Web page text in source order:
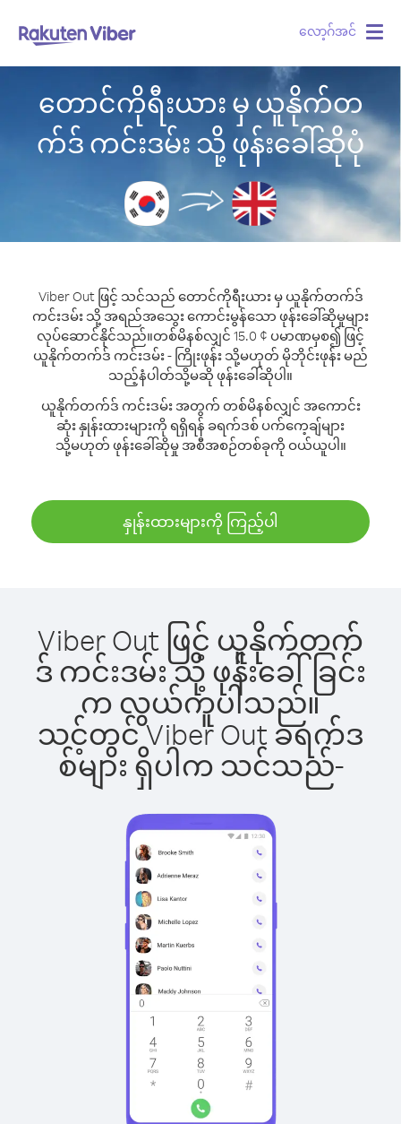
လော့ဂ်အင်
တောင်ကိုရီးယား မှ ယူနိုက်တ
က်ဒ် ကင်းဒမ်း သို့ ဖုန်းခေါ်ဆိုပုံ
Viber Out ဖြင့် သင်သည် တောင်ကိုရီးယား မှ ယူနိုက်တက်ဒ်
ကင်းဒမ်း သို့ အရည်အသွေး ကောင်းမွန်သော ဖုန်းခေါ်ဆိုမှုများ
လုပ်ဆောင်နိုင်သည်။တစ်မိနစ်လျှင် 15.0 ¢ ပမာဏမှစ၍ ဖြင့်
ယူနိုက်တက်ဒ် ကင်းဒမ်း - ကြိုးဖုန်း သို့မဟုတ် မိုဘိုင်းဖုန်း မည်
သည့်နံပါတ်သို့မဆို ဖုန်းခေါ်ဆိုပါ။
ယူနိုက်တက်ဒ် ကင်းဒမ်း အတွက် တစ်မိနစ်လျှင် အကောင်း
ဆုံး နှုန်းထားများကို ရရှိရန် ခရက်ဒစ် ပက်ကေ့ချ်များ
သို့မဟုတ် ဖုန်းခေါ်ဆိုမှု အစီအစဉ်တစ်ခုကို ဝယ်ယူပါ။
နှုန်းထားများကို ကြည့်ပါ
Viber Out ဖြင့် ယူနိုက်တက်
ဒ် ကင်းဒမ်း သို့ ဖုန်းခေါ်ခြင်း
က လွယ်ကူပါသည်။
သင့်တွင် Viber Out ခရက်ဒ
စ်များ ရှိပါက သင်သည်-